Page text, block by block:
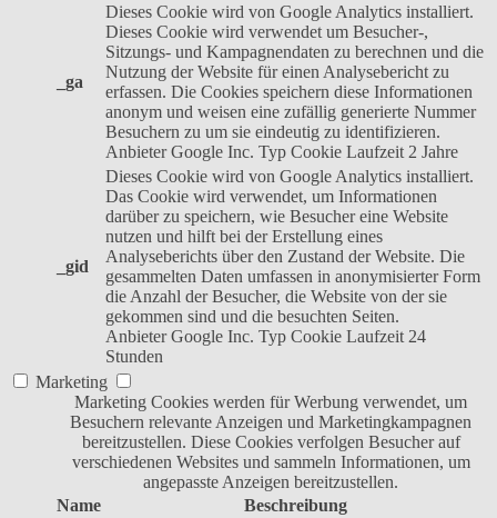
_ga
Dieses Cookie wird von Google Analytics installiert.
Dieses Cookie wird verwendet um Besucher-,
Sitzungs- und Kampagnendaten zu berechnen und die
Nutzung der Website für einen Analysebericht zu
erfassen. Die Cookies speichern diese Informationen
anonym und weisen eine zufällig generierte Nummer
Besuchern zu um sie eindeutig zu identifizieren.
Anbieter Google Inc. Typ Cookie Laufzeit 2 Jahre
_gid
Dieses Cookie wird von Google Analytics installiert.
Das Cookie wird verwendet, um Informationen
darüber zu speichern, wie Besucher eine Website
nutzen und hilft bei der Erstellung eines
Analyseberichts über den Zustand der Website. Die
gesammelten Daten umfassen in anonymisierter Form
die Anzahl der Besucher, die Website von der sie
gekommen sind und die besuchten Seiten.
Anbieter Google Inc. Typ Cookie Laufzeit 24
Stunden
Marketing
Marketing Cookies werden für Werbung verwendet, um
Besuchern relevante Anzeigen und Marketingkampagnen
bereitzustellen. Diese Cookies verfolgen Besucher auf
verschiedenen Websites und sammeln Informationen, um
angepasste Anzeigen bereitzustellen.
Name
Beschreibung